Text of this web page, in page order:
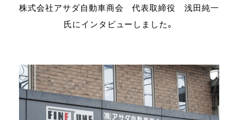
株式会社アサダ自動車商会 代表取締役 浅田純一
氏にインタビューしました。